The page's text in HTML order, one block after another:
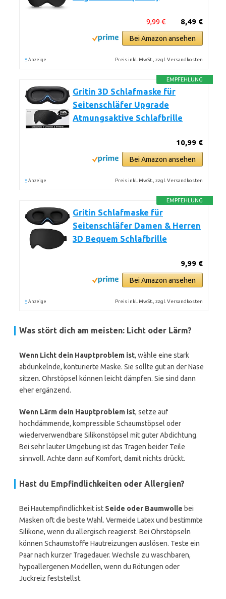
8,49 €
9,99 €
Bei Amazon ansehen
* Anzeige Preis inkl. MwSt., zzgl. Versandkosten
EMPFEHLUNG
Gritin 3D Schlafmaske für
Seitenschläfer Upgrade
Atmungsaktive Schlafbrille
10,99 €
Bei Amazon ansehen
* Anzeige Preis inkl. MwSt., zzgl. Versandkosten
EMPFEHLUNG
Gritin Schlafmaske für
Seitenschläfer Damen & Herren
3D Bequem Schlafbrille
9,99 €
Bei Amazon ansehen
* Anzeige Preis inkl. MwSt., zzgl. Versandkosten
Was stört dich am meisten: Licht oder Lärm?
Wenn Licht dein Hauptproblem ist, wähle eine stark
abdunkelnde, konturierte Maske. Sie sollte gut an der Nase
sitzen. Ohrstöpsel können leicht dämpfen. Sie sind dann
eher ergänzend.
Wenn Lärm dein Hauptproblem ist, setze auf
hochdämmende, kompressible Schaumstöpsel oder
wiederverwendbare Silikonstöpsel mit guter Abdichtung.
Bei sehr lauter Umgebung ist das Tragen beider Teile
sinnvoll. Achte dann auf Komfort, damit nichts drückt.
Hast du Empfindlichkeiten oder Allergien?
Bei Hautempfindlichkeit ist Seide oder Baumwolle bei
Masken oft die beste Wahl. Vermeide Latex und bestimmte
Silikone, wenn du allergisch reagierst. Bei Ohrstöpseln
können Schaumstoffe Hautreizungen auslösen. Teste ein
Paar nach kurzer Tragedauer. Wechsle zu waschbaren,
hypoallergenen Modellen, wenn du Rötungen oder
Juckreiz feststellst.